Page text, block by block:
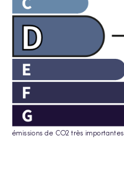
émissions de CO2 très importantes